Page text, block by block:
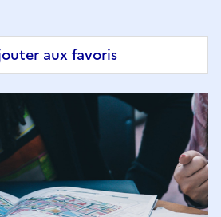
aux favoris